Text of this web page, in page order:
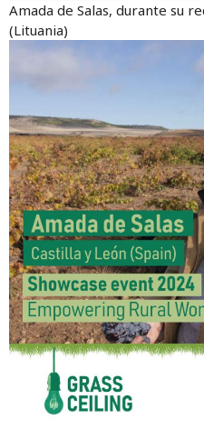
Amada de Salas, durante su
(Lituania)